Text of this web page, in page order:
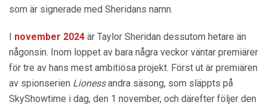
som är signerade med Sheridans namn.
I november 2024 är Taylor Sheridan dessutom hetare än
någonsin. Inom loppet av bara några veckor väntar premiärer
för tre av hans mest ambitiösa projekt. Först ut är premiären
av spionserien Lionessandra säsong, som släppts på
SkyShowtime i dag, den 1 november, och därefter följer den